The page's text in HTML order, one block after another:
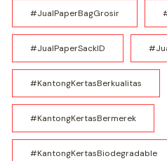
#JualPaperBagGrosir
#JualPaperSackID
#KantongKertasBerkualitas
#KantongKertasBermerek
#KantongKertasBiodegradable